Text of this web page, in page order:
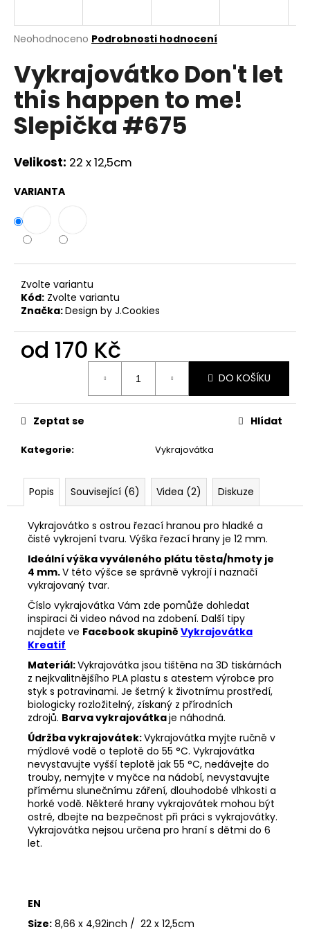
Průměrné
produktu
je
0,0
z
5
hvězdiček.
Neohodnoceno Podrobnosti hodnocení
Vykrajovátko Don't let
this happen to me!
Slepička #675
Velikost: 22 x 12,5cm
VARIANTA
Zvolte variantu
Kód: Zvolte variantu
Značka:Design by J.Cookies
od 170 Kč
DO KOŠÍKU
Kategorie: Vykrajovátka
Zeptat se Hlídat
Popis Související (6) Videa (2) Diskuze
Vykrajovátko s ostrou řezací hranou pro hladké a
čisté vykrojení tvaru. Výška řezací hrany je 12 mm.
Ideální výška vyváleného plátu těsta/hmoty je
4 mm.V této výšce se správně vykrojí i naznačí
vykrajovaný tvar.
Číslo vykrajovátka Vám zde pomůže dohledat
inspiraci či video návod na zdobení. Další tipy
najdete ve Facebook skupině Vykrajovátka
Kreatif
Materiál:Vykrajovátka jsou tištěna na 3D tiskárnách
z nejkvalitnějšího PLA plastu s atestem výrobce pro
styk s potravinami. Je šetrný k životnímu prostředí,
biologicky rozložitelný, získaný z přírodních
zdrojů. Barva vykrajovátkaje náhodná.
Údržba vykrajovátek:Vykrajovátka myjte ručně v
mýdlové vodě o teplotě do 55 °C. Vykrajovátka
nevystavujte vyšší teplotě jak 55 °C, nedávejte do
trouby, nemyjte v myčce na nádobí, nevystavujte
přímému slunečnímu záření, dlouhodobé vlhkosti a
horké vodě. Některé hrany vykrajovátek mohou být
ostré, dbejte na bezpečnost při práci s vykrajovátky.
Vykrajovátka nejsou určena pro hraní s dětmi do 6
let.
EN
Size: 8,66 x 4,92inch / 22 x 12,5cm
j
t
?
HLEDAT
D
o
u
č
u
e
VYKRAJOVÁTKA
KOLEKCE
39